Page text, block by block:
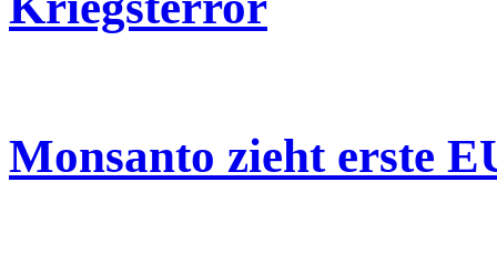
Monsanto zieht erste